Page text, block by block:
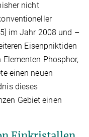
nicht
im Jahr 2008 und –
Eisenpniktiden
Phosphor,
einen neuen
dieses
Gebiet einen